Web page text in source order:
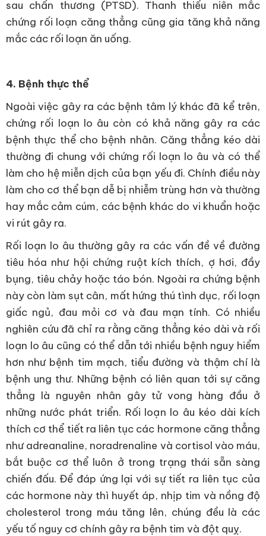
sau chấn thương (PTSD). Thanh thiếu niên mắc
chứng rối loạn căng thẳng cũng gia tăng khả năng
mắc các rối loạn ăn uống.
4. Bệnh thực thể
Ngoài việc gây ra các bệnh tâm lý khác đã kể trên,
chứng rối loạn lo âu còn có khả năng gây ra các
bệnh thực thể cho bệnh nhân. Căng thẳng kéo dài
thường đi chung với chứng rối loạn lo âu và có thể
làm cho hệ miễn dịch của bạn yếu đi. Chính điều này
làm cho cơ thể bạn dễ bị nhiễm trùng hơn và thường
hay mắc cảm cúm, các bệnh khác do vi khuẩn hoặc
vi rút gây ra.
Rối loạn lo âu thường gây ra các vấn đề về đường
tiêu hóa như hội chứng ruột kích thích, ợ hơi, đầy
bụng, tiêu chảy hoặc táo bón. Ngoài ra chứng bệnh
này còn làm sụt cân, mất hứng thú tình dục, rối loạn
giấc ngủ, đau mỏi cơ và đau mạn tính. Có nhiều
nghiên cứu đã chỉ ra rằng căng thẳng kéo dài và rối
loạn lo âu cũng có thể dẫn tới nhiều bệnh nguy hiểm
hơn như bệnh tim mạch, tiểu đường và thậm chí là
bệnh ung thư. Những bệnh có liên quan tới sự căng
thẳng là nguyên nhân gây tử vong hàng đầu ở
những nước phát triển. Rối loạn lo âu kéo dài kích
thích cơ thể tiết ra liên tục các hormone căng thẳng
như adreanaline, noradrenaline và cortisol vào máu,
bắt buộc cơ thể luôn ở trong trạng thái sẵn sàng
chiến đấu. Để đáp ứng lại với sự tiết ra liên tục của
các hormone này thì huyết áp, nhịp tim và nồng độ
cholesterol trong máu tăng lên, chúng đều là các
yếu tố nguy cơ chính gây ra bệnh tim và đột quỵ.